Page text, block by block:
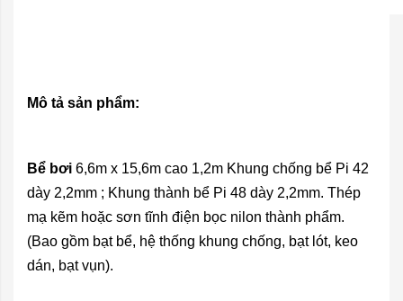
Mô tả sản phẩm:
Bể bơi 6,6m x 15,6m cao 1,2m Khung chống bể Pi 42
dày 2,2mm ; Khung thành bể Pi 48 dày 2,2mm. Thép
mạ kẽm hoặc sơn tĩnh điện bọc nilon thành phẩm.
(Bao gồm bạt bể, hệ thống khung chống, bạt lót, keo
dán, bạt vụn).